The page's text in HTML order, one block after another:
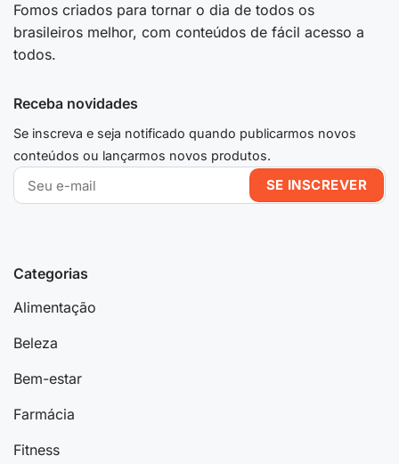
Fomos criados para tornar o dia de todos os
brasileiros melhor, com conteúdos de fácil acesso a
todos.
Categorias
Alimentação
Beleza
Bem-estar
Farmácia
Fitness
Receba novidades
Se inscreva e seja notificado quando publicarmos novos
conteúdos ou lançarmos novos produtos.